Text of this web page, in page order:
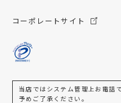
コーポレートサイト
当店ではシステム管理上お電話
予めご了承ください。